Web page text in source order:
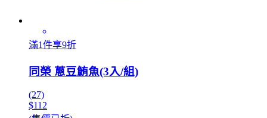
滿1件享9折
同榮 蔥豆鮪魚(3入/組)
(27)
$112